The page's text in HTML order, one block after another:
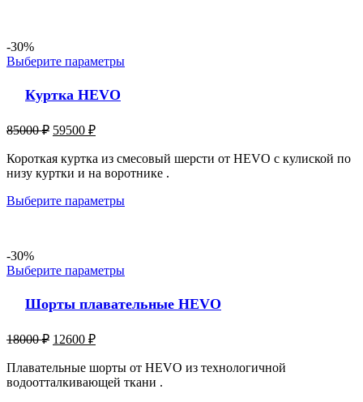
-30%
Выберите параметры
Куртка HEVO
85000₽ 59500 ₽
Короткая куртка из смесовый шерсти от HEVO с кулиской по
низу куртки и на воротнике .
Выберите параметры
-30%
Выберите параметры
Шорты плавательные HEVO
18000₽ 12600 ₽
Плавательные шорты от HEVO из технологичной
водоотталкивающей ткани .